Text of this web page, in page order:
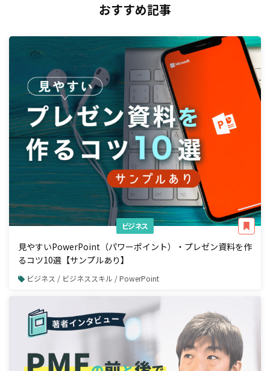
おすすめ記事
ビジネス
見やすいPowerPoint（パワーポイント）・プレゼン資料を作
るコツ10選【サンプルあり】
ビジネス / ビジネススキル / PowerPoint